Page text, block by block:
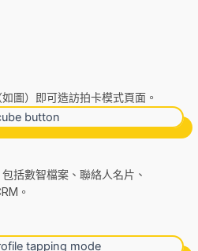
圖）即可造訪拍卡模式頁面。
括數智檔案、聯絡人名片、
。